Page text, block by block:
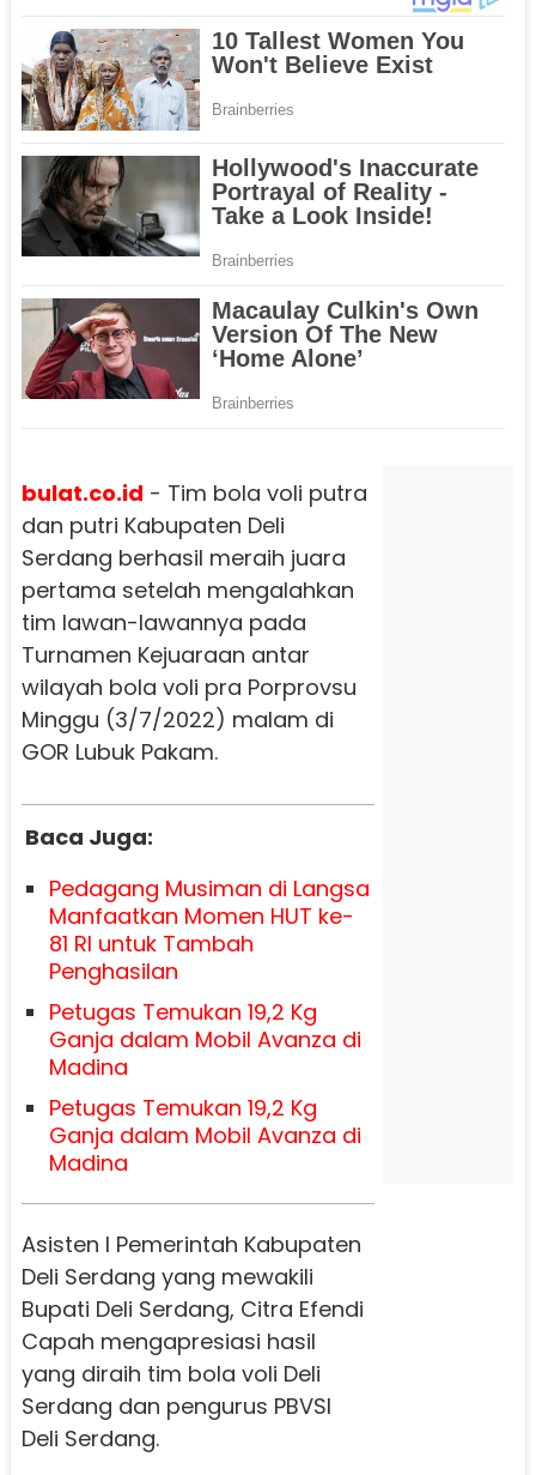
bulat.co.id - Tim bola voli putra
dan putri Kabupaten Deli
Serdang berhasil meraih juara
pertama setelah mengalahkan
tim lawan-lawannya pada
Turnamen Kejuaraan antar
wilayah bola voli pra Porprovsu
Minggu (3/7/2022) malam di
GOR Lubuk Pakam.
Baca Juga:
Pedagang Musiman di Langsa
Manfaatkan Momen HUT ke-
81 RI untuk Tambah
Penghasilan
Petugas Temukan 19,2 Kg
Ganja dalam Mobil Avanza di
Madina
Petugas Temukan 19,2 Kg
Ganja dalam Mobil Avanza di
Madina
Asisten I Pemerintah Kabupaten
Deli Serdang yang mewakili
Bupati Deli Serdang, Citra Efendi
Capah mengapresiasi hasil
yang diraih tim bola voli Deli
Serdang dan pengurus PBVSI
Deli Serdang.